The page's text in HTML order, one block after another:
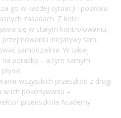
go w każdej sytuacji i pozwala
zasadach. Z kolei
się w stałym kontrolowaniu,
inicjatywy tam,
samodzielnie. W takiej
porażkę – a tym samym
wszystkich przeszkód z drogi
w ich pokonywaniu –
przedszkola Academy